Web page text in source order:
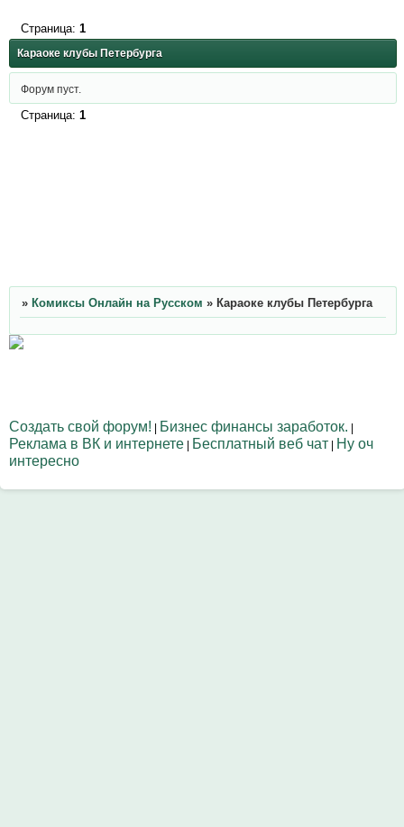
Караоке клубы Петербурга
Страница: 1
Форум пуст.
Страница: 1
» Комиксы Онлайн на Русском » Караоке клубы Петербурга
Создать свой форум! Бизнес финансы заработок.
Реклама в ВК и интернете Бесплатный веб чат Ну оч
интересно